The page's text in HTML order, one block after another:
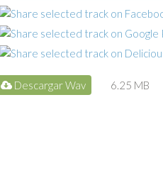
Descargar Wav 6.25 MB